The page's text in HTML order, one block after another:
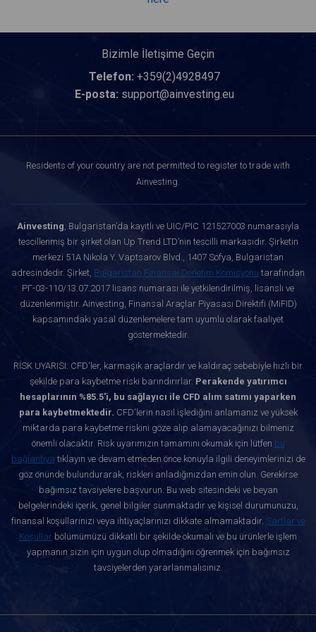
Bizimle İletişime Geçin
Telefon: +359(2)4928497
E-posta: support@ainvesting.eu
Residents of your country are not permitted to register to trade with
Ainvesting.
Ainvesting, Bulgaristan’da kayıtlı ve UIC/PIC 121527003 numarasıyla
tescillenmiş bir şirket olan Up Trend LTD’nin tescilli markasıdır. Şirketin
merkezi 51A Nikola Y. Vaptsarov Blvd., 1407 Sofya, Bulgaristan
adresindedir. Şirket, Bulgaristan Finansal Denetim Komisyonu tarafından
РГ-03-110/13.07.2017 lisans numarası ile yetkilendirilmiş, lisanslı ve
düzenlenmiştir. Ainvesting, Finansal Araçlar Piyasası Direktifi (MiFID)
kapsamındaki yasal düzenlemelere tam uyumlu olarak faaliyet
göstermektedir.
RİSK UYARISI: CFD'ler, karmaşık araçlardır ve kaldıraç sebebiyle hızlı bir
şekilde para kaybetme riski barındırırlar. Perakende yatırımcı
hesaplarının %85.5'i, bu sağlayıcı ile CFD alım satımı yaparken
para kaybetmektedir. CFD'lerin nasıl işlediğini anlamanız ve yüksek
miktarda para kaybetme riskini göze alıp alamayacağınızı bilmeniz
önemli olacaktır. Risk uyarımızın tamamını okumak için lütfen bu
bağlantıya tıklayın ve devam etmeden önce konuyla ilgili deneyimlerinizi de
göz önünde bulundurarak, riskleri anladığınızdan emin olun. Gerekirse
bağımsız tavsiyelere başvurun. Bu web sitesindeki ve beyan
belgelerindeki içerik, genel bilgiler sunmaktadır ve kişisel durumunuzu,
finansal koşullarınızı veya ihtiyaçlarınızı dikkate almamaktadır. Şartlar ve
Koşullar bölümümüzü dikkatli bir şekilde okumalı ve bu ürünlerle işlem
yapmanın sizin için uygun olup olmadığını öğrenmek için bağımsız
tavsiyelerden yararlanmalısınız.